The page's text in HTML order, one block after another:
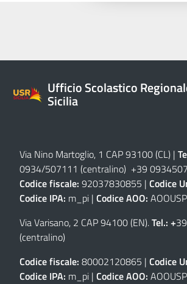
Ufficio Scolastico
Sicilia
Via Nino Martoglio, 1 CAP 93100 (CL) |
0934/507111 (centralino) +39
Codice fiscale: 92037830855 | Codice
Codice IPA: m_pi | Codice AOO:
Via Varisano, 2 CAP 94100 (EN).Tel.: +
(centralino)
Codice fiscale: 80002120865 | Codice
Codice IPA: m_pi | Codice AOO: